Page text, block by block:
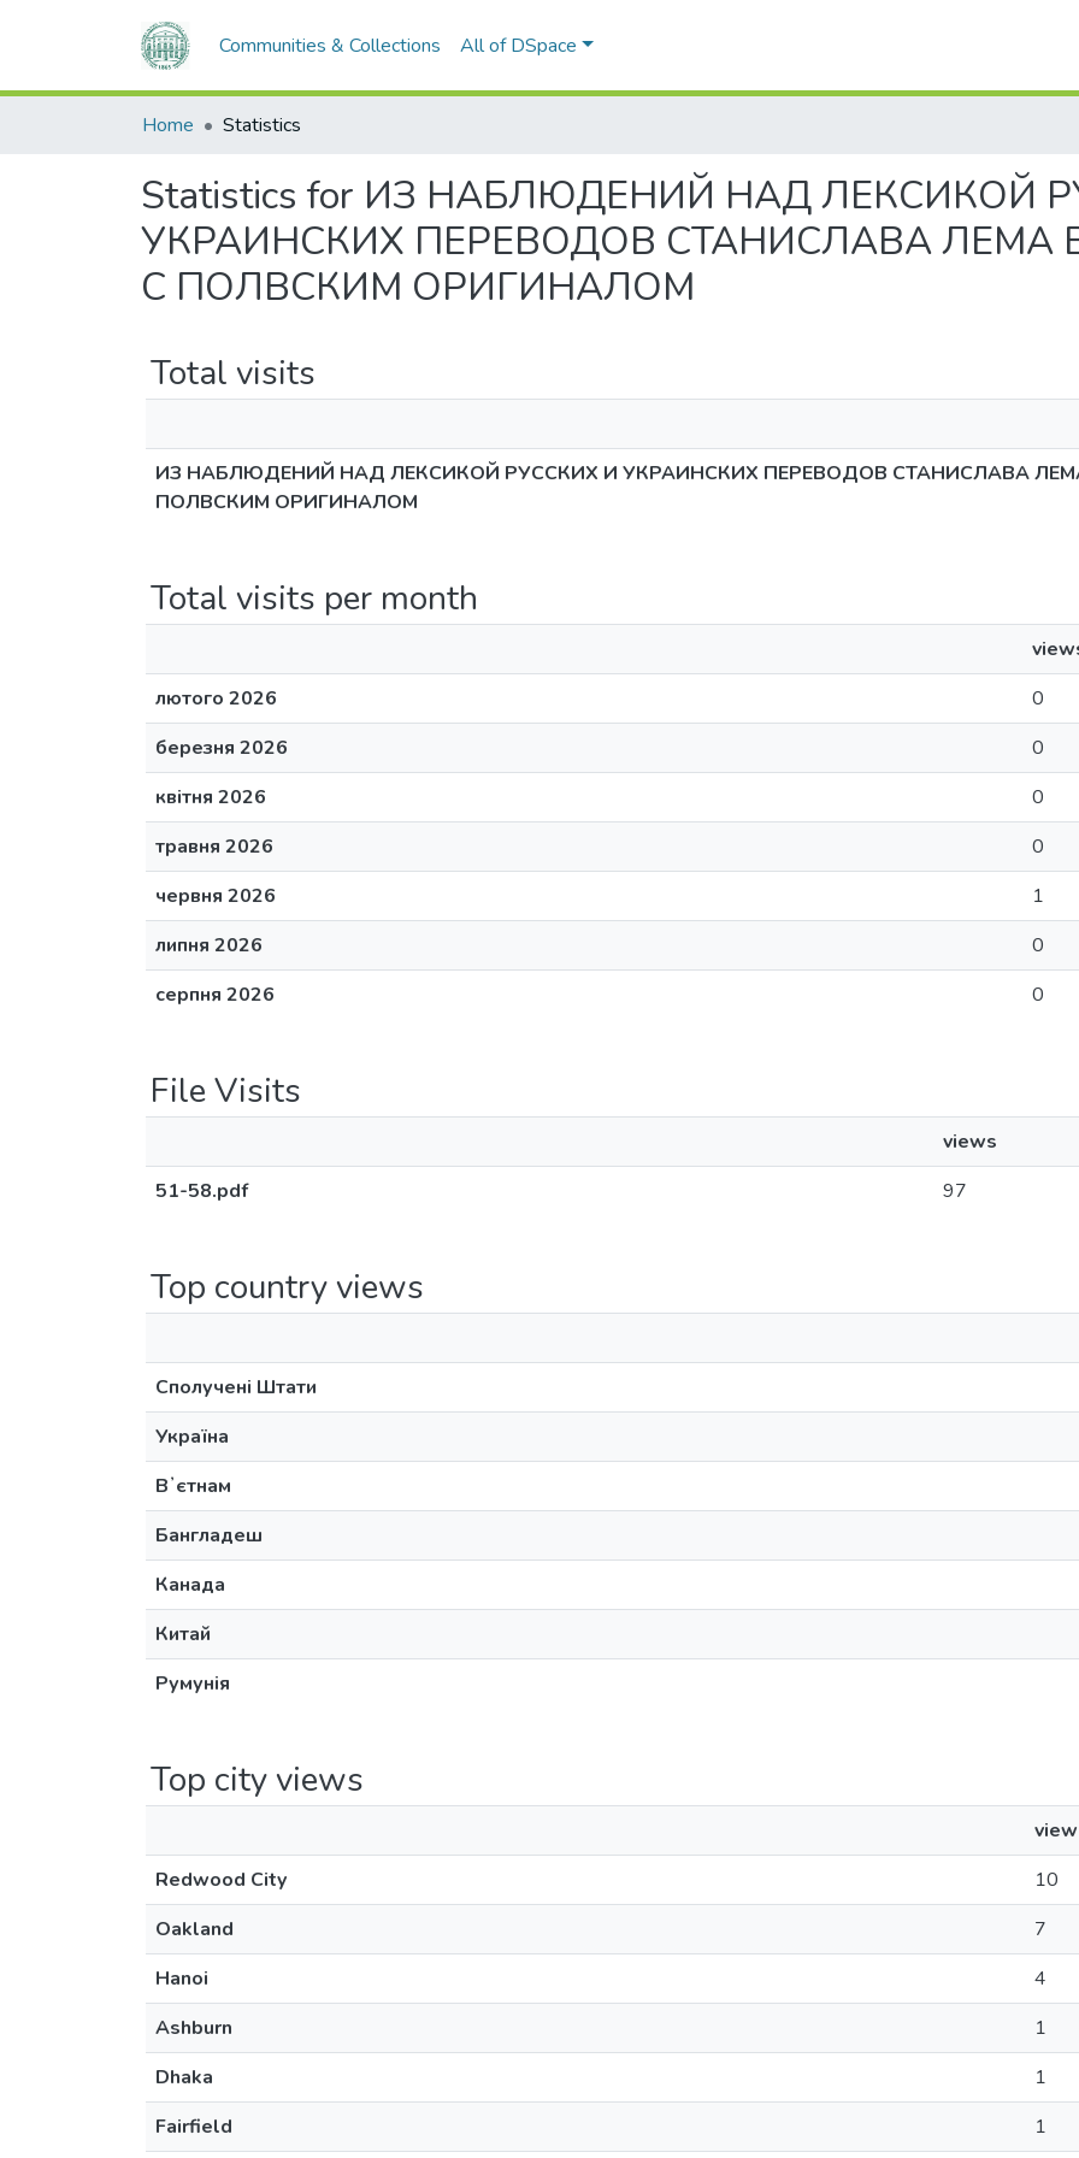
Communities & Collections All of DSpace
Home Statistics
Statistics for ИЗ НАБЛЮДЕНИЙ НАД ЛЕКСИКОЙ
УКРАИНСКИХ ПЕРЕВОДОВ СТАНИСЛАВА ЛЕМА
С ПОЛВСКИМ ОРИГИНАЛОМ
Total visits
ИЗ НАБЛЮДЕНИЙ НАД ЛЕКСИКОЙ РУССКИХ И УКРАИНСКИХ ПЕРЕВОДОВ СТАНИСЛАВА
ПОЛВСКИМ ОРИГИНАЛОМ
Total visits per month
лютого 2026
0
березня 2026
0
квітня 2026
0
травня 2026
0
червня 2026
1
липня 2026
0
серпня 2026
0
File Visits
views
51-58.pdf
97
Top country views
Сполучені Штати
Україна
Вʼєтнам
Бангладеш
Канада
Китай
Румунія
Top city views
Redwood City
10
Oakland
7
Hanoi
4
Ashburn
1
Dhaka
1
Fairfield
1